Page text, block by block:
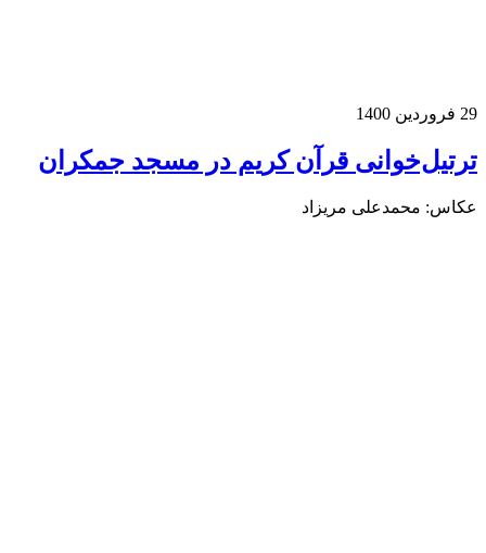
1400
قرآن کریم در مسجد جمکران
محمدعلی مریزاد